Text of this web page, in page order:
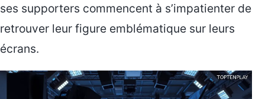
ses supporters commencent à s’impatienter de
retrouver leur figure emblématique sur leurs
écrans.